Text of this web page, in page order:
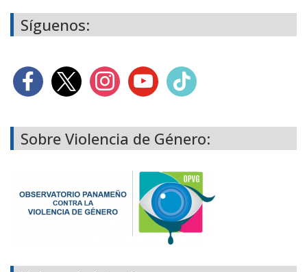
Síguenos:
Sobre Violencia de Género: